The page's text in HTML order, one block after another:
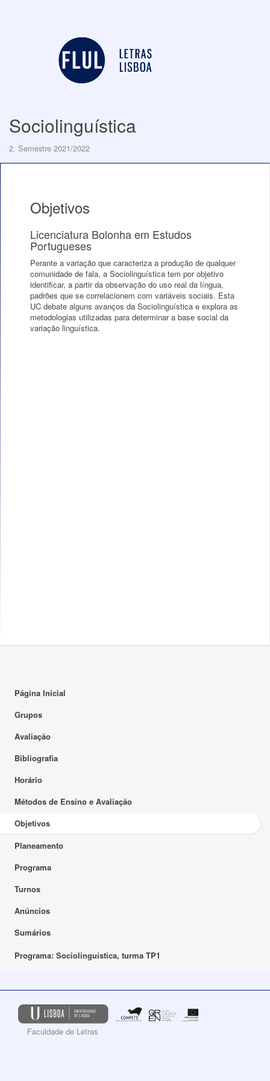
Sociolinguística
2. Semestre 2021/2022
Objetivos
Licenciatura Bolonha em Estudos
Portugueses
Perante a variação que caracteriza a produção de qualquer
comunidade de fala, a Sociolinguística tem por objetivo
identificar, a partir da observação do uso real da língua,
padrões que se correlacionem com variáveis sociais. Esta
UC debate alguns avanços da Sociolinguística e explora as
metodologias utilizadas para determinar a base social da
variação linguística.
Página Inicial
Grupos
Avaliação
Bibliografia
Horário
Métodos de Ensino e Avaliação
Objetivos
Planeamento
Programa
Turnos
Anúncios
Sumários
Programa: Sociolinguística, turma TP1
Faculdade de Letras